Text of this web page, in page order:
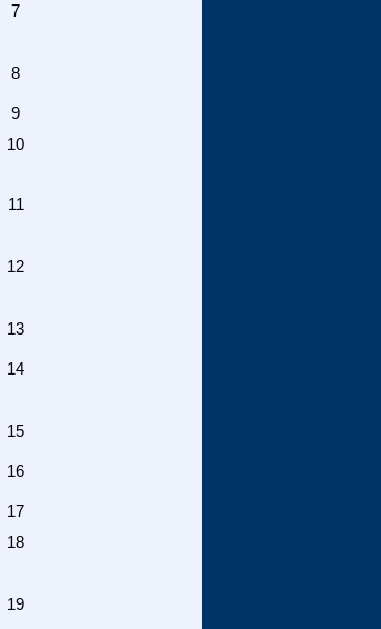
7
8
9
10
11
12
13
14
15
16
17
18
19